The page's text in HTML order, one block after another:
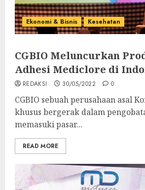
Ekonomi & Bisnis Kesehatan
CGBIO Meluncurkan
Adhesi Mediclore di
REDAKSI 30/05/2022 0
CGBIO sebuah perusahaan asal
khusus bergerak dalam
memasuki pasar...
READ MORE